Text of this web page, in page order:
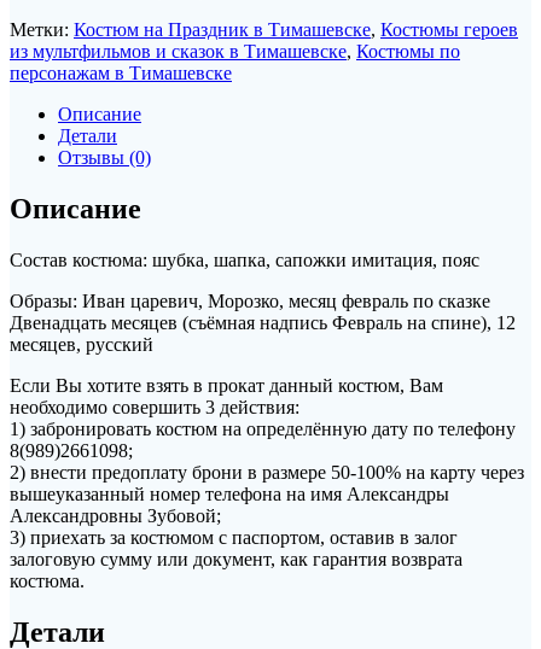
Метки: Костюм на Праздник в Тимашевске, Костюмы героев
из мультфильмов и сказок в Тимашевске, Костюмы по
персонажам в Тимашевске
Описание
Детали
Отзывы (0)
Описание
Состав костюма: шубка, шапка, сапожки имитация, пояс
Образы: Иван царевич, Морозко, месяц февраль по сказке
Двенадцать месяцев (съёмная надпись Февраль на спине), 12
месяцев, русский
Если Вы хотите взять в прокат данный костюм, Вам
необходимо совершить 3 действия:
1) забронировать костюм на определённую дату по телефону
8(989)2661098;
2) внести предоплату брони в размере 50-100% на карту через
вышеуказанный номер телефона на имя Александры
Александровны Зубовой;
3) приехать за костюмом с паспортом, оставив в залог
залоговую сумму или документ, как гарантия возврата
костюма.
Детали